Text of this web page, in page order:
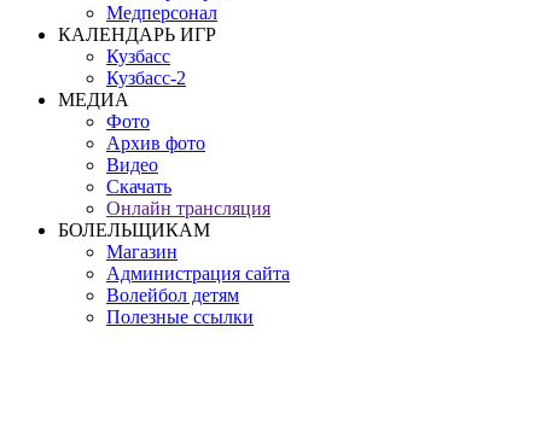
Медперсонал
КАЛЕНДАРЬ ИГР
Кузбасс
Кузбасс-2
МЕДИА
Фото
Архив фото
Видео
Скачать
Онлайн трансляция
БОЛЕЛЬЩИКАМ
Магазин
Администрация сайта
Волейбол детям
Полезные ссылки